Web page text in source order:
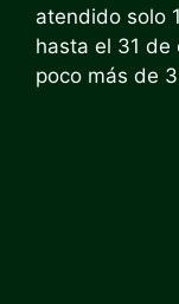
atendido solo
hasta el 31 de
poco más de